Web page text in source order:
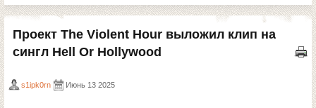
Проект The Violent Hour выложил клип на
сингл Hell Or Hollywood
s1ipk0rn Июнь 13 2025